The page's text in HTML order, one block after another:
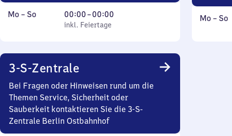
Montag
Mo – So,
inkl. Feiertage
00:00–00:00
Von
0
Uhr
inkl. Feiertage
Montag
Mo – So,
3-S-Zentrale
Bei Fragen oder Hinweisen rund um die
Themen Service, Sicherheit oder
Sauberkeit kontaktieren Sie die 3-S-
Zentrale Berlin Ostbahnhof